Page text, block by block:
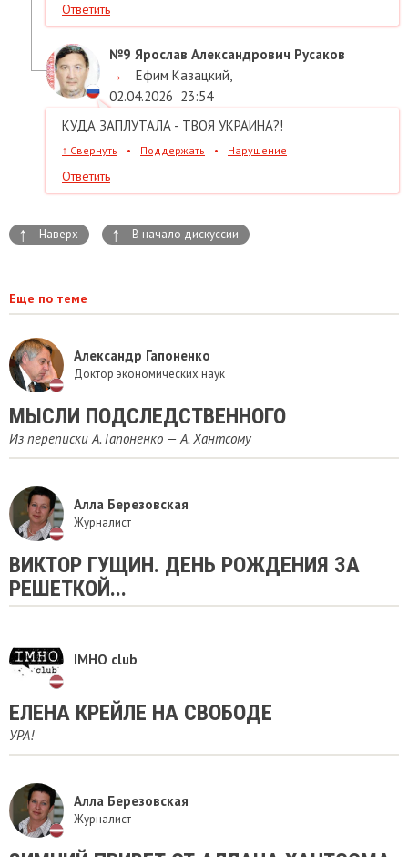
Ответить
№9 Ярослав Александрович Русаков
→
Ефим Казацкий,
02.04.2026 23:54
КУДА ЗАПЛУТАЛА - ТВОЯ УКРАИНА?!
↑ Свернуть • Поддержать • Нарушение
Ответить
↑ Наверх ↑ В начало дискуссии
Еще по теме
Александр Гапоненко
Доктор экономических наук
МЫСЛИ ПОДСЛЕДСТВЕННОГО
Из переписки А. Гапоненко — А. Хантсому
Алла Березовская
Журналист
ВИКТОР ГУЩИН. ДЕНЬ РОЖДЕНИЯ ЗА
РЕШЕТКОЙ...
IMHO club
ЕЛЕНА КРЕЙЛЕ НА СВОБОДЕ
УРА!
Алла Березовская
Журналист